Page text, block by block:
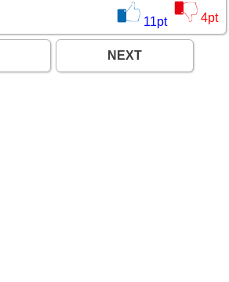
11pt 4pt
NEXT